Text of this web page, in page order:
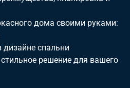
дома своими руками:
дизайне спальни
решение для вашего